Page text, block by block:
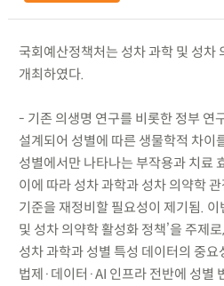
국회예산정책처는 성차 과학 및 성차
개최하였다.
- 기존 의생명 연구를 비롯한 정부 연
설계되어 성별에 따른 생물학적 차이
성별에서만 나타나는 부작용과 치료
이에 따라 성차 과학과 성차 의약학
기준을 재정비할 필요성이 제기됨.
및 성차 의약학 활성화 정책’을 주제
성차 과학과 성별 특성 데이터의 중
법제·데이터·AI 인프라 전반에 성별